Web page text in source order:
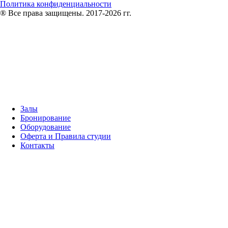
Политика конфиденциальности
® Все права защищены. 2017-2026 гг.
Залы
Бронирование
Оборудование
Оферта и Правила студии
Контакты